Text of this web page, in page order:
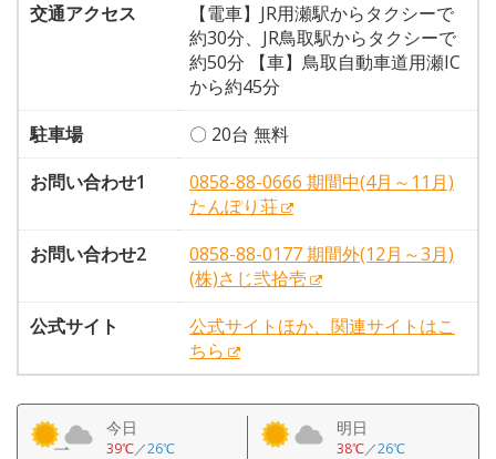
交通アクセス
【電車】JR用瀬駅からタクシーで
約30分、JR鳥取駅からタクシーで
約50分 【車】鳥取自動車道用瀬IC
から約45分
駐車場
〇 20台 無料
お問い合わせ1
0858-88-0666 期間中(4月～11月)
たんぽり荘
お問い合わせ2
0858-88-0177 期間外(12月～3月)
(株)さじ弐拾壱
公式サイト
公式サイトほか、関連サイトはこ
ちら
今日
39℃／26℃
明日
38℃／26℃